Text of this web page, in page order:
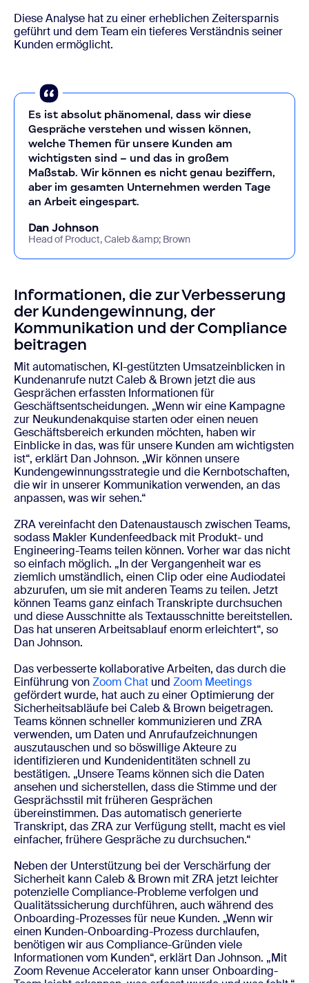
Diese Analyse hat zu einer erheblichen Zeitersparnis
geführt und dem Team ein tieferes Verständnis seiner
Kunden ermöglicht.
Es ist absolut phänomenal, dass wir diese
Gespräche verstehen und wissen können,
welche Themen für unsere Kunden am
wichtigsten sind – und das in großem
Maßstab. Wir können es nicht genau beziffern,
aber im gesamten Unternehmen werden Tage
an Arbeit eingespart.
Dan Johnson
Head of Product, Caleb &amp; Brown
Informationen, die zur Verbesserung
der Kundengewinnung, der
Kommunikation und der Compliance
beitragen
Mit automatischen, KI-gestützten Umsatzeinblicken in
Kundenanrufe nutzt Caleb & Brown jetzt die aus
Gesprächen erfassten Informationen für
Geschäftsentscheidungen. „Wenn wir eine Kampagne
zur Neukundenakquise starten oder einen neuen
Geschäftsbereich erkunden möchten, haben wir
Einblicke in das, was für unsere Kunden am wichtigsten
ist“, erklärt Dan Johnson. „Wir können unsere
Kundengewinnungsstrategie und die Kernbotschaften,
die wir in unserer Kommunikation verwenden, an das
anpassen, was wir sehen.“
ZRA vereinfacht den Datenaustausch zwischen Teams,
sodass Makler Kundenfeedback mit Produkt- und
Engineering-Teams teilen können. Vorher war das nicht
so einfach möglich. „In der Vergangenheit war es
ziemlich umständlich, einen Clip oder eine Audiodatei
abzurufen, um sie mit anderen Teams zu teilen. Jetzt
können Teams ganz einfach Transkripte durchsuchen
und diese Ausschnitte als Textausschnitte bereitstellen.
Das hat unseren Arbeitsablauf enorm erleichtert“, so
Dan Johnson.
Das verbesserte kollaborative Arbeiten, das durch die
Einführung vonZoom Chat und Zoom Meetings
gefördert wurde, hat auch zu einer Optimierung der
Sicherheitsabläufe bei Caleb & Brown beigetragen.
Teams können schneller kommunizieren und ZRA
verwenden, um Daten und Anrufaufzeichnungen
auszutauschen und so böswillige Akteure zu
identifizieren und Kundenidentitäten schnell zu
bestätigen. „Unsere Teams können sich die Daten
ansehen und sicherstellen, dass die Stimme und der
Gesprächsstil mit früheren Gesprächen
übereinstimmen. Das automatisch generierte
Transkript, das ZRA zur Verfügung stellt, macht es viel
einfacher, frühere Gespräche zu durchsuchen.“
Neben der Unterstützung bei der Verschärfung der
Sicherheit kann Caleb & Brown mit ZRA jetzt leichter
potenzielle Compliance-Probleme verfolgen und
Qualitätssicherung durchführen, auch während des
Onboarding-Prozesses für neue Kunden. „Wenn wir
einen Kunden-Onboarding-Prozess durchlaufen,
benötigen wir aus Compliance-Gründen viele
Informationen vom Kunden“, erklärt Dan Johnson. „Mit
Zoom Revenue Accelerator kann unser Onboarding-